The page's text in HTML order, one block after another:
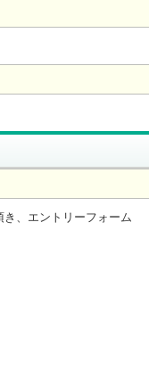
き、エントリーフォーム